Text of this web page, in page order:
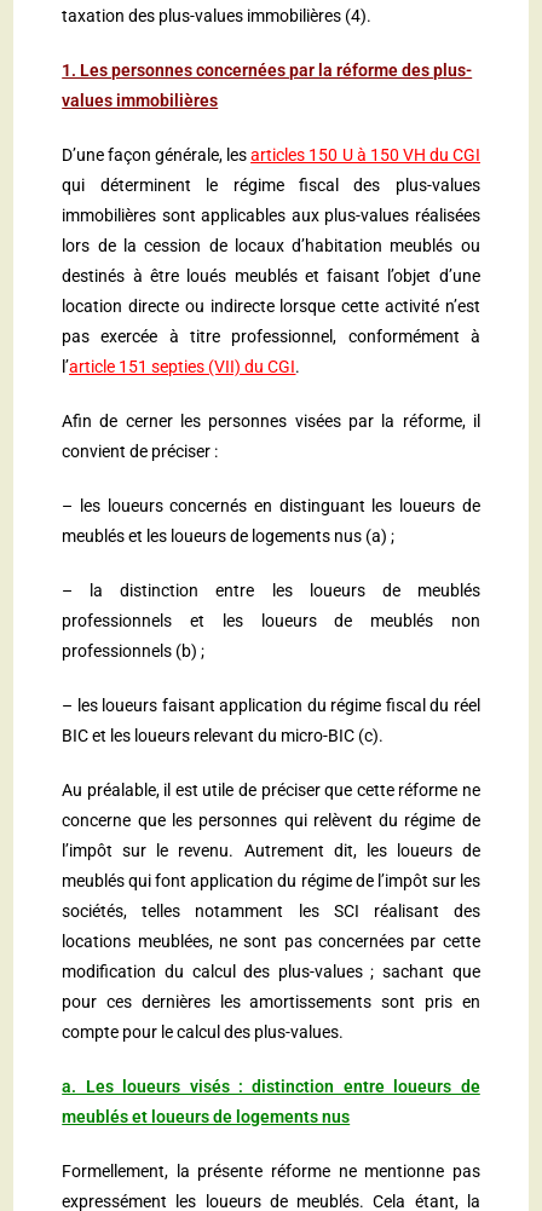
taxation des plus-values immobilières (4).
1. Les personnes concernées par la réforme des plus-
values immobilières
D’une façon générale, lesarticles 150 U à 150 VH du CGI
qui déterminent le régime fiscal des plus-values
immobilières sont applicables aux plus-values réalisées
lors de la cession de locaux d’habitation meublés ou
destinés à être loués meublés et faisant l’objet d’une
location directe ou indirecte lorsque cette activité n’est
pas exercée à titre professionnel, conformément à
l’article 151 septies (VII) du CGI.
Afin de cerner les personnes visées par la réforme, il
convient de préciser :
– les loueurs concernés en distinguant les loueurs de
meublés et les loueurs de logements nus (a) ;
– la distinction entre les loueurs de meublés
professionnels et les loueurs de meublés non
professionnels (b) ;
– les loueurs faisant application du régime fiscal du réel
BIC et les loueurs relevant du micro-BIC (c).
Au préalable, il est utile de préciser que cette réforme ne
concerne que les personnes qui relèvent du régime de
l’impôt sur le revenu. Autrement dit, les loueurs de
meublés qui font application du régime de l’impôt sur les
sociétés, telles notamment les SCI réalisant des
locations meublées, ne sont pas concernées par cette
modification du calcul des plus-values ; sachant que
pour ces dernières les amortissements sont pris en
compte pour le calcul des plus-values.
a. Les loueurs visés : distinction entre loueurs de
meublés et loueurs de logements nus
Formellement, la présente réforme ne mentionne pas
expressément les loueurs de meublés. Cela étant, la